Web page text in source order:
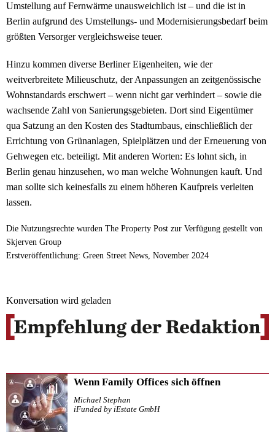
Umstellung auf Fernwärme unausweichlich ist – und die ist in
Berlin aufgrund des Umstellungs- und Modernisierungsbedarf beim
größten Versorger vergleichsweise teuer.
Hinzu kommen diverse Berliner Eigenheiten, wie der
weitverbreitete Milieuschutz, der Anpassungen an zeitgenössische
Wohnstandards erschwert – wenn nicht gar verhindert – sowie die
wachsende Zahl von Sanierungsgebieten. Dort sind Eigentümer
qua Satzung an den Kosten des Stadtumbaus, einschließlich der
Errichtung von Grünanlagen, Spielplätzen und der Erneuerung von
Gehwegen etc. beteiligt. Mit anderen Worten: Es lohnt sich, in
Berlin genau hinzusehen, wo man welche Wohnungen kauft. Und
man sollte sich keinesfalls zu einem höheren Kaufpreis verleiten
lassen.
Die Nutzungsrechte wurden The Property Post zur Verfügung gestellt von
Skjerven Group
Erstveröffentlichung: Green Street News, November 2024
Konversation wird geladen
Wenn Family Offices sich öffnen
Michael Stephan
iFunded by iEstate GmbH